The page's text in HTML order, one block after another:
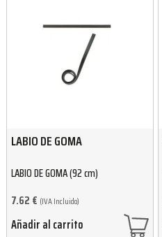
LABIO DE GOMA
LABIO DE GOMA (92 cm)
7.62 € (IVA Incluido)
Añadir al carrito